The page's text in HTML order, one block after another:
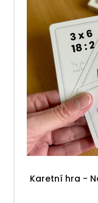
Karetní hra -